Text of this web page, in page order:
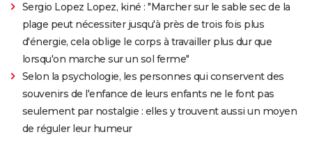
Sergio Lopez Lopez, kiné : "Marcher sur le sable sec de la
plage peut nécessiter jusqu'à près de trois fois plus
d'énergie, cela oblige le corps à travailler plus dur que
lorsqu'on marche sur un sol ferme"
Selon la psychologie, les personnes qui conservent des
souvenirs de l'enfance de leurs enfants ne le font pas
seulement par nostalgie : elles y trouvent aussi un moyen
de réguler leur humeur